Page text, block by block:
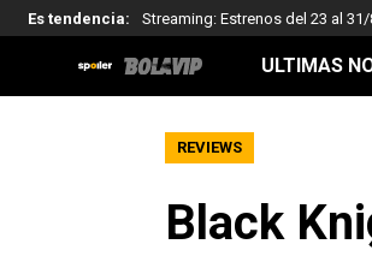
Es tendencia: Streaming: Estrenos del 23 al
ULTIMAS
REVIEWS
Black